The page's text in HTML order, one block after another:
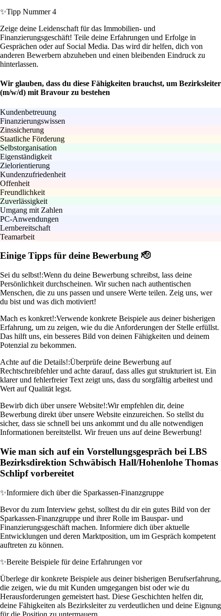
✨Tipp Nummer 4
Zeige deine Leidenschaft für das Immobilien- und
Finanzierungsgeschäft! Teile deine Erfahrungen und Erfolge in
Gesprächen oder auf Social Media. Das wird dir helfen, dich von
anderen Bewerbern abzuheben und einen bleibenden Eindruck zu
hinterlassen.
Wir glauben, dass du diese Fähigkeiten brauchst, um Bezirksleiter
(m/w/d) mit Bravour zu bestehen
Kundenbetreuung
Finanzierungswissen
Zinssicherung
Staatliche Förderung
Selbstorganisation
Eigenständigkeit
Zielorientierung
Kundenzufriedenheit
Offenheit
Freundlichkeit
Zuverlässigkeit
Umgang mit Zahlen
PC-Anwendungen
Lernbereitschaft
Teamarbeit
Einige Tipps für deine Bewerbung 🫡
Sei du selbst!:Wenn du deine Bewerbung schreibst, lass deine
Persönlichkeit durchscheinen. Wir suchen nach authentischen
Menschen, die zu uns passen und unsere Werte teilen. Zeig uns, wer
du bist und was dich motiviert!
Mach es konkret!:Verwende konkrete Beispiele aus deiner bisherigen
Erfahrung, um zu zeigen, wie du die Anforderungen der Stelle erfüllst.
Das hilft uns, ein besseres Bild von deinen Fähigkeiten und deinem
Potenzial zu bekommen.
Achte auf die Details!:Überprüfe deine Bewerbung auf
Rechtschreibfehler und achte darauf, dass alles gut strukturiert ist. Ein
klarer und fehlerfreier Text zeigt uns, dass du sorgfältig arbeitest und
Wert auf Qualität legst.
Bewirb dich über unsere Website!:Wir empfehlen dir, deine
Bewerbung direkt über unsere Website einzureichen. So stellst du
sicher, dass sie schnell bei uns ankommt und du alle notwendigen
Informationen bereitstellst. Wir freuen uns auf deine Bewerbung!
Wie man sich auf ein Vorstellungsgespräch bei LBS
Bezirksdirektion Schwäbisch Hall/Hohenlohe Thomas
Schlipf vorbereitet
✨Informiere dich über die Sparkassen-Finanzgruppe
Bevor du zum Interview gehst, solltest du dir ein gutes Bild von der
Sparkassen-Finanzgruppe und ihrer Rolle im Bauspar- und
Finanzierungsgeschäft machen. Informiere dich über aktuelle
Entwicklungen und deren Marktposition, um im Gespräch kompetent
auftreten zu können.
✨Bereite Beispiele für deine Erfahrungen vor
Überlege dir konkrete Beispiele aus deiner bisherigen Berufserfahrung,
die zeigen, wie du mit Kunden umgegangen bist oder wie du
Herausforderungen gemeistert hast. Diese Geschichten helfen dir,
deine Fähigkeiten als Bezirksleiter zu verdeutlichen und deine Eignung
für die Position zu untermauern.